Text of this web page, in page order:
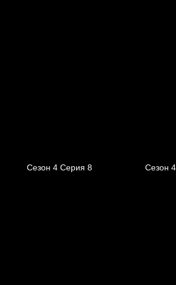
Сезон 4 Серия 8 Сезон